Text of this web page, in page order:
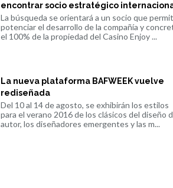
encontrar socio estratégico
La búsqueda se orientará a un socio que
potenciar el desarrollo de la compañía y
el 100% de la propiedad del Casino Enjoy ...
La nueva plataforma BAFWEEK vuelve
rediseñada
Del 10 al 14 de agosto, se exhibirán los estilos
para el verano 2016 de los clásicos del diseño
autor, los diseñadores emergentes y las m...